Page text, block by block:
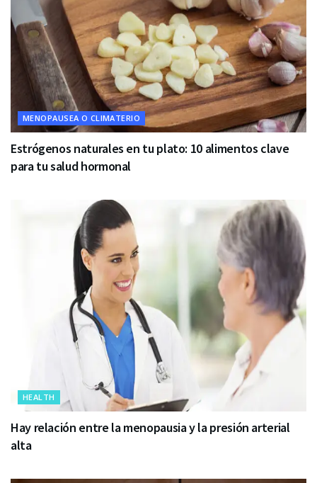
MENOPAUSEA O CLIMATERIO
Estrógenos naturales en tu plato: 10 alimentos clave
para tu salud hormonal
HEALTH
Hay relación entre la menopausia y la presión arterial
alta